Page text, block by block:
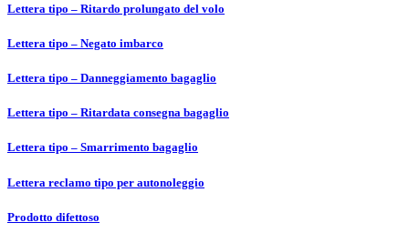
Lettera tipo – Ritardo prolungato del volo
Lettera tipo – Negato imbarco
Lettera tipo – Danneggiamento bagaglio
Lettera tipo – Ritardata consegna bagaglio
Lettera tipo – Smarrimento bagaglio
Lettera reclamo tipo per autonoleggio
Prodotto difettoso